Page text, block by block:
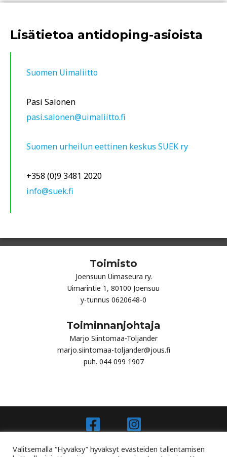
Lisätietoa antidoping-asioista
Suomen Uimaliitto
Pasi Salonen
pasi.salonen@uimaliitto.fi
Suomen urheilun eettinen keskus SUEK ry
+358 (0)9 3481 2020
info@suek.fi
Toimisto
Joensuun Uimaseura ry.
Uimarintie 1, 80100 Joensuu
y-tunnus 0620648-0
Toiminnanjohtaja
Marjo Siintomaa-Toljander
marjo.siintomaa-toljander@jous.fi
puh. 044 099 1907
Joensuun Uimaseura Ry - Jous.fi
Valitsemalla “Hyväksy” hyväksyt evästeiden tallentamisen